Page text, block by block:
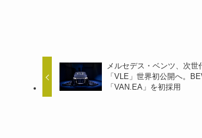
メルセデス・ベンツ、次世
「VLE」世界初公開へ。
「VAN.EA」を初採用